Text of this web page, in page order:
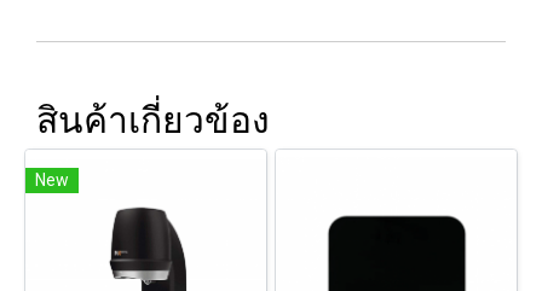
สินค้าเกี่ยวข้อง
New